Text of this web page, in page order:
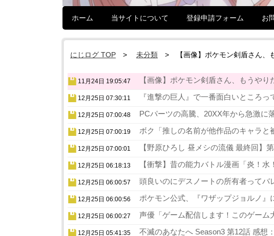
ホーム 当サイトについて 登録申請フォーム お
にじログ TOP 未分類 【画像】ポケモン剣盾さん
11月24日 19:05:47 【画像】ポケモン剣盾さん、もうや
12月25日 07:30:11 『進撃の巨人』で一番面白いところっ
12月25日 07:00:48 PCパーツの高騰、20XX年から急激に
12月25日 07:00:19 ボク「推しの名前が他作品のキャラ
12月25日 07:00:01 【野原ひろし 昼メシの流儀 最終回】
12月25日 06:18:13 【衝撃】昔の能力バトル漫画「炎！
12月25日 06:00:57 頭良いのにデスノートの所有者ってバ
12月25日 06:00:56 ポケモン公式、『ワザップジョルノ
12月25日 06:00:27 声優「ゲーム配信します！このゲー
12月25日 05:41:35 不滅のあなたへ Season3 第12話 感想